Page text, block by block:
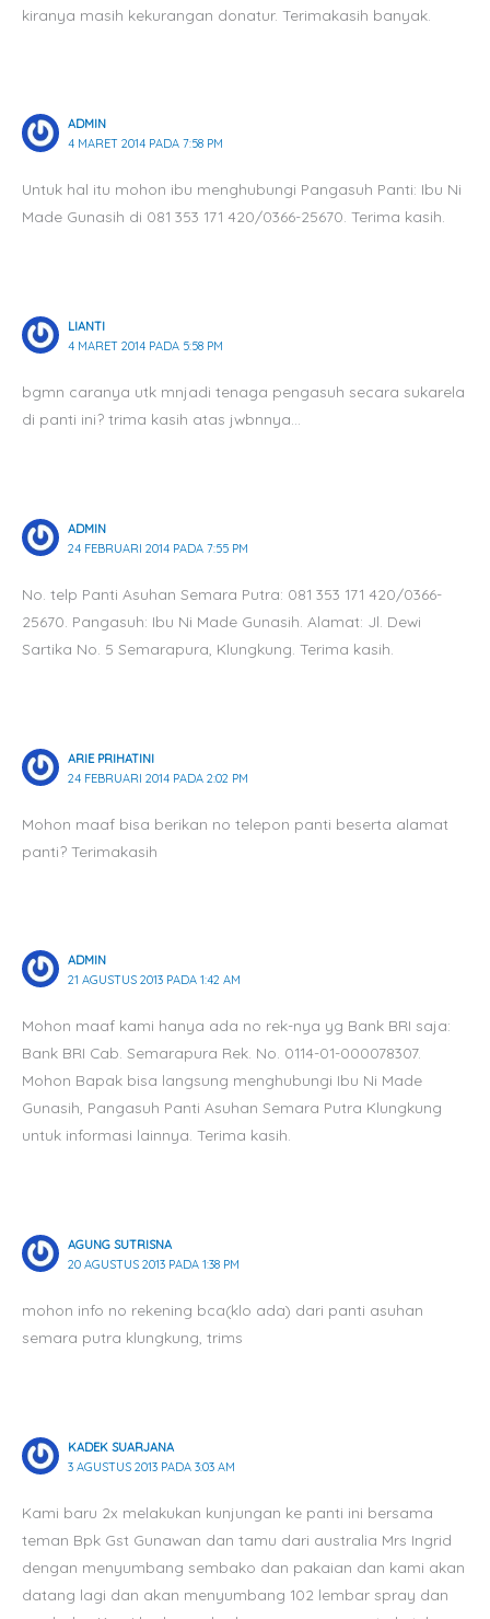
kiranya masih kekurangan donatur. Terimakasih banyak.
ADMIN
4 MARET 2014 PADA 7:58 PM
Untuk hal itu mohon ibu menghubungi Pangasuh Panti: Ibu Ni
Made Gunasih di 081 353 171 420/0366-25670. Terima kasih.
LIANTI
4 MARET 2014 PADA 5:58 PM
bgmn caranya utk mnjadi tenaga pengasuh secara sukarela
di panti ini? trima kasih atas jwbnnya…
ADMIN
24 FEBRUARI 2014 PADA 7:55 PM
No. telp Panti Asuhan Semara Putra: 081 353 171 420/0366-
25670. Pangasuh: Ibu Ni Made Gunasih. Alamat: Jl. Dewi
Sartika No. 5 Semarapura, Klungkung. Terima kasih.
ARIE PRIHATINI
24 FEBRUARI 2014 PADA 2:02 PM
Mohon maaf bisa berikan no telepon panti beserta alamat
panti? Terimakasih
ADMIN
21 AGUSTUS 2013 PADA 1:42 AM
Mohon maaf kami hanya ada no rek-nya yg Bank BRI saja:
Bank BRI Cab. Semarapura Rek. No. 0114-01-000078307.
Mohon Bapak bisa langsung menghubungi Ibu Ni Made
Gunasih, Pangasuh Panti Asuhan Semara Putra Klungkung
untuk informasi lainnya. Terima kasih.
AGUNG SUTRISNA
20 AGUSTUS 2013 PADA 1:38 PM
mohon info no rekening bca(klo ada) dari panti asuhan
semara putra klungkung, trims
KADEK SUARJANA
3 AGUSTUS 2013 PADA 3:03 AM
Kami baru 2x melakukan kunjungan ke panti ini bersama
teman Bpk Gst Gunawan dan tamu dari australia Mrs Ingrid
dengan menyumbang sembako dan pakaian dan kami akan
datang lagi dan akan menyumbang 102 lembar spray dan